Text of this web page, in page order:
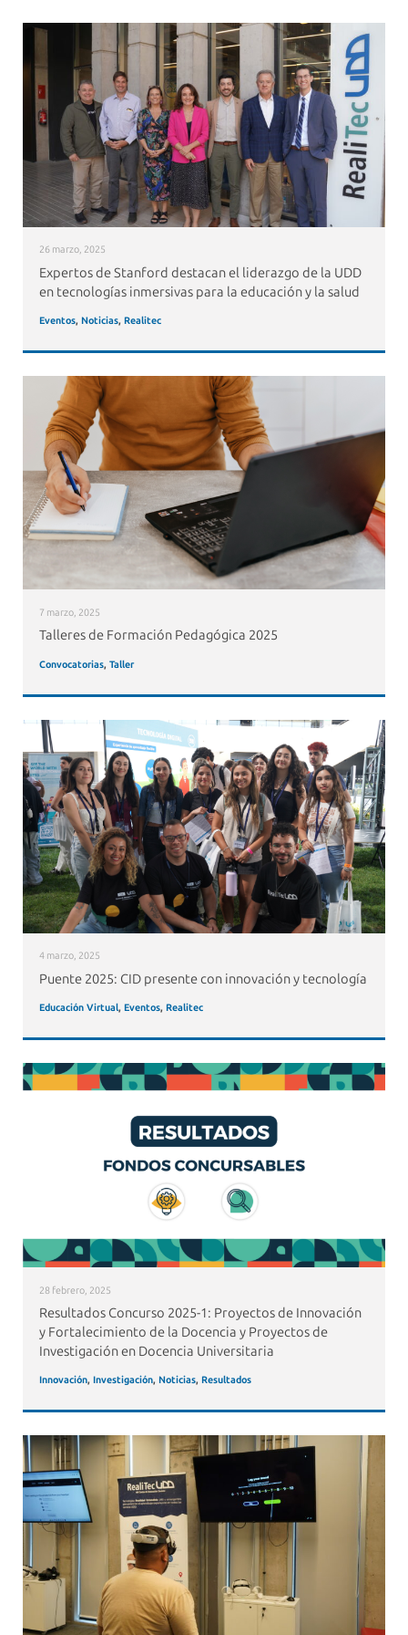
26 marzo, 2025
Expertos de Stanford destacan el liderazgo de la UDD
en tecnologías inmersivas para la educación y la salud
Eventos, Noticias, Realitec
7 marzo, 2025
Talleres de Formación Pedagógica 2025
Convocatorias, Taller
4 marzo, 2025
Puente 2025: CID presente con innovación y tecnología
Educación Virtual, Eventos, Realitec
28 febrero, 2025
Resultados Concurso 2025-1: Proyectos de Innovación
y Fortalecimiento de la Docencia y Proyectos de
Investigación en Docencia Universitaria
Innovación, Investigación, Noticias, Resultados